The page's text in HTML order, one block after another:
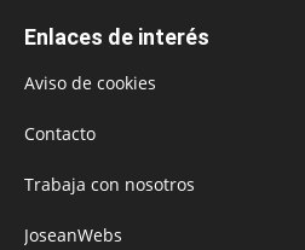
Enlaces de interés
Aviso de cookies
Contacto
Trabaja con nosotros
JoseanWebs